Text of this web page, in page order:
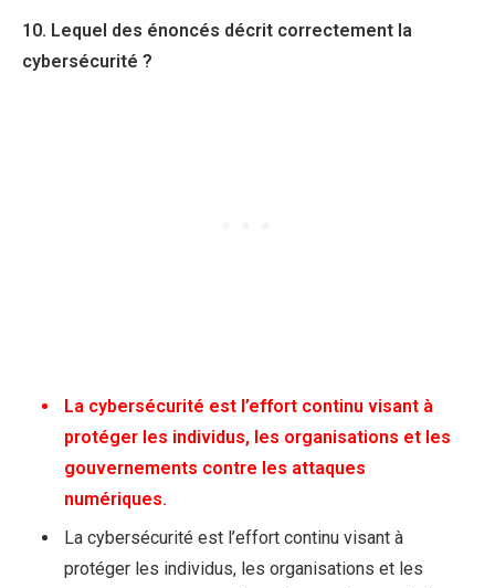
10. Lequel des énoncés décrit correctement la
cybersécurité ?
La cybersécurité est l’effort continu visant à
protéger les individus, les organisations et les
gouvernements contre les attaques
numériques.
La cybersécurité est l’effort continu visant à
protéger les individus, les organisations et les